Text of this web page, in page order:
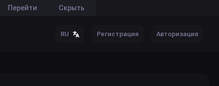
Перейти Скрыть
RU Регистрация Авторизация